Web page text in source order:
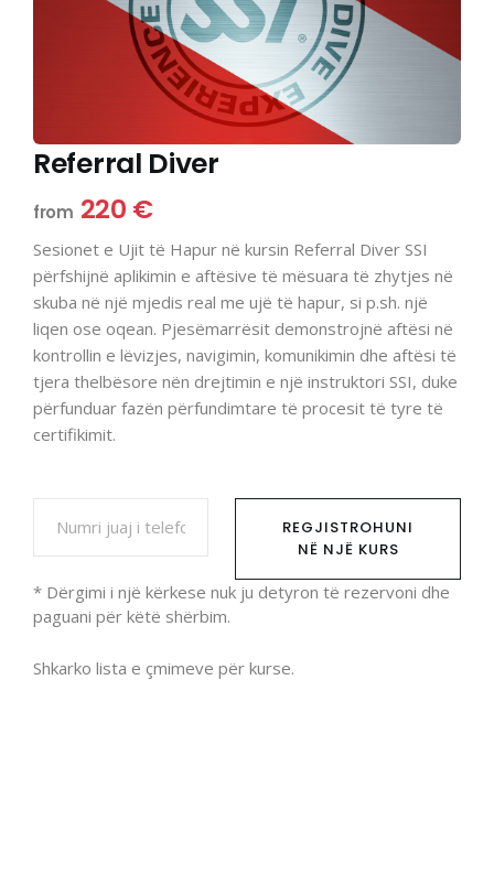
Referral Diver
from 220 €
Sesionet e Ujit të Hapur në kursin Referral Diver SSI
përfshijnë aplikimin e aftësive të mësuara të zhytjes në
skuba në një mjedis real me ujë të hapur, si p.sh. një
liqen ose oqean. Pjesëmarrësit demonstrojnë aftësi në
kontrollin e lëvizjes, navigimin, komunikimin dhe aftësi të
tjera thelbësore nën drejtimin e një instruktori SSI, duke
përfunduar fazën përfundimtare të procesit të tyre të
certifikimit.
REGJISTROHUNI
NË NJË KURS
* Dërgimi i një kërkese nuk ju detyron të rezervoni dhe
paguani për këtë shërbim.
Shkarko lista e çmimeve për kurse.